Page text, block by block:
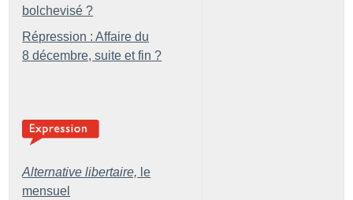
bolchevisé ?
Répression : Affaire du
8 décembre, suite et fin ?
Alternative libertaire, le
mensuel